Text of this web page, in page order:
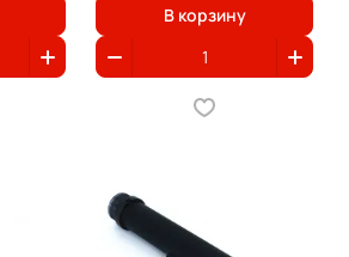
В корзину